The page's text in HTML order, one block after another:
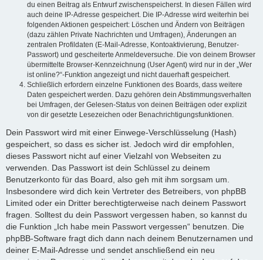
du einen Beitrag als Entwurf zwischenspeicherst. In diesen Fällen wird
auch deine IP-Adresse gespeichert. Die IP-Adresse wird weiterhin bei
folgenden Aktionen gespeichert: Löschen und Ändern von Beiträgen
(dazu zählen Private Nachrichten und Umfragen), Änderungen an
zentralen Profildaten (E-Mail-Adresse, Kontoaktivierung, Benutzer-
Passwort) und gescheiterte Anmeldeversuche. Die von deinem Browser
übermittelte Browser-Kennzeichnung (User Agent) wird nur in der „Wer
ist online?“-Funktion angezeigt und nicht dauerhaft gespeichert.
Schließlich erfordern einzelne Funktionen des Boards, dass weitere
Daten gespeichert werden. Dazu gehören dein Abstimmungsverhalten
bei Umfragen, der Gelesen-Status von deinen Beiträgen oder explizit
von dir gesetzte Lesezeichen oder Benachrichtigungsfunktionen.
Dein Passwort wird mit einer Einwege-Verschlüsselung (Hash)
gespeichert, so dass es sicher ist. Jedoch wird dir empfohlen,
dieses Passwort nicht auf einer Vielzahl von Webseiten zu
verwenden. Das Passwort ist dein Schlüssel zu deinem
Benutzerkonto für das Board, also geh mit ihm sorgsam um.
Insbesondere wird dich kein Vertreter des Betreibers, von phpBB
Limited oder ein Dritter berechtigterweise nach deinem Passwort
fragen. Solltest du dein Passwort vergessen haben, so kannst du
die Funktion „Ich habe mein Passwort vergessen“ benutzen. Die
phpBB-Software fragt dich dann nach deinem Benutzernamen und
deiner E-Mail-Adresse und sendet anschließend ein neu